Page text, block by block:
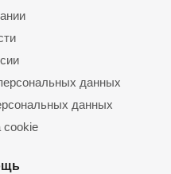
данных
данных
cookie